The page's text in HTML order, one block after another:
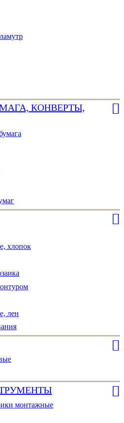
КОНВЕРТЫ,
хлопок
лен
монтажные